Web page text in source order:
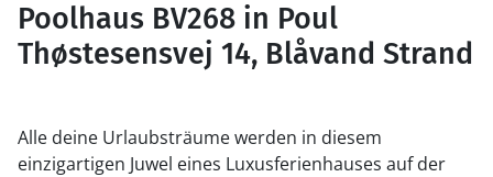
Poolhaus BV268 in Poul
Thøstesensvej 14, Blåvand Strand
Alle deine Urlaubsträume werden in diesem
einzigartigen Juwel eines Luxusferienhauses auf der